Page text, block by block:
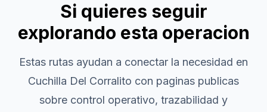
Si quieres seguir
explorando esta operacion
Estas rutas ayudan a conectar la necesidad en
Cuchilla Del Corralito con paginas publicas
sobre control operativo, trazabilidad y